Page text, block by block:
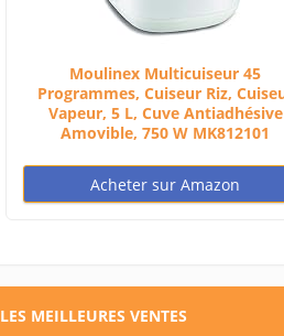
Moulinex Multicuiseur 45
Programmes, Cuiseur Riz,
Vapeur, 5 L, Cuve Antiadhésive
Amovible, 750 W MK812101
Acheter sur Amazon
LES MEILLEURES VENTES